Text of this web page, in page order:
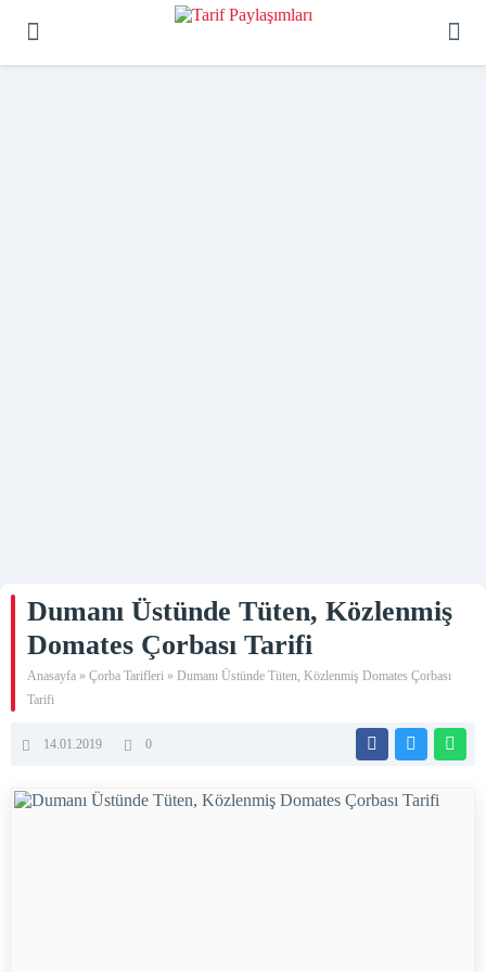
Dumanı Üstünde Tüten, Közlenmiş
Domates Çorbası Tarifi
Anasayfa » Çorba Tarifleri » Dumanı Üstünde Tüten, Közlenmiş Domates Çorbası
Tarifi
14.01.2019 0